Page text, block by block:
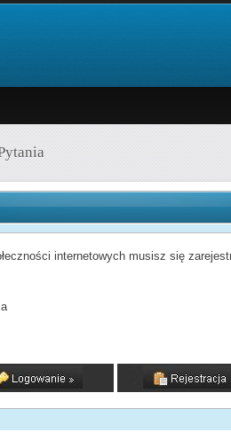
internetowych musisz się